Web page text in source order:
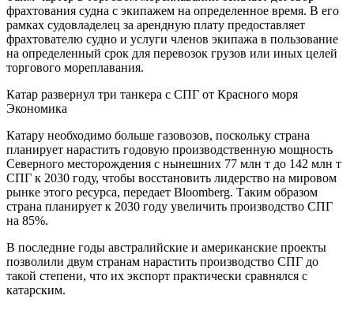
фрахтования судна c экипажем на определенное время. В его
рамках судовладелец за арендную плату предоставляет
фрахтователю судно и услуги членов экипажа в пользование
на определенный срок для перевозок грузов или иных целей
торгового мореплавания.
Катар развернул три танкера с СПГ от Красного моря
Экономика
Катару необходимо больше газовозов, поскольку страна
планирует нарастить годовую производственную мощность
Северного месторождения с нынешних 77 млн т до 142 млн т
СПГ к 2030 году, чтобы восстановить лидерство на мировом
рынке этого ресурса, передает Bloomberg. Таким образом
страна планирует к 2030 году увеличить производство СПГ
на 85%.
В последние годы австралийские и американские проекты
позволили двум странам нарастить производство СПГ до
такой степени, что их экспорт практически сравнялся с
катарским.